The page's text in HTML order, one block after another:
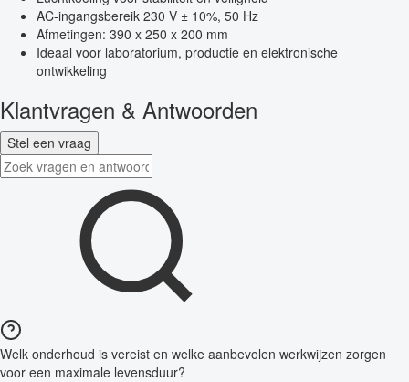
AC-ingangsbereik 230 V ± 10%, 50 Hz
Afmetingen: 390 x 250 x 200 mm
Ideaal voor laboratorium, productie en elektronische
ontwikkeling
Klantvragen & Antwoorden
Stel een vraag
Welk onderhoud is vereist en welke aanbevolen werkwijzen zorgen
voor een maximale levensduur?